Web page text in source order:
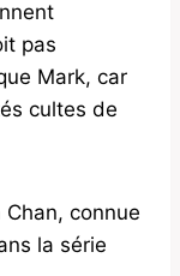
pas
Mark, car
cultes de
connue
la série